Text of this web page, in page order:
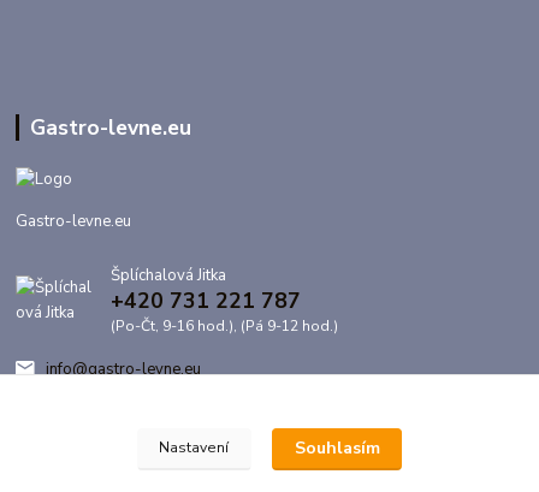
Gastro-levne.eu
Gastro-levne.eu
Šplíchalová Jitka
+420 731 221 787
(Po-Čt, 9-16 hod.), (Pá 9-12 hod.)
info@gastro-levne.eu
Nastavení Souhlasím